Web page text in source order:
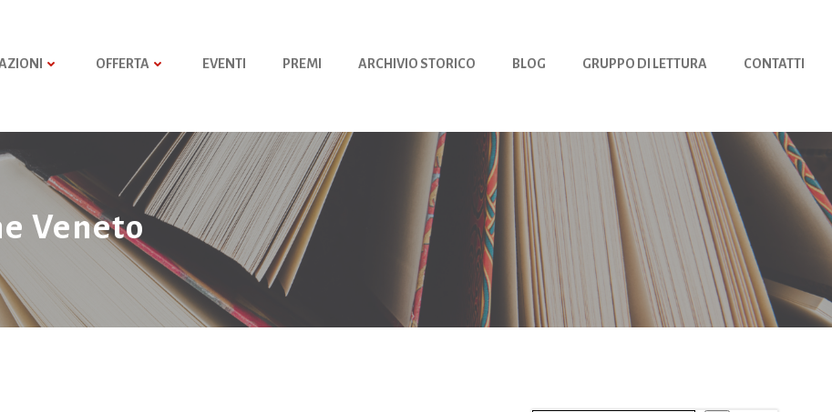
OFFERTA EVENTI PREMI ARCHIVIO STORICO BLOG GRUPPO DI LETTURA CONTATTI
Veneto